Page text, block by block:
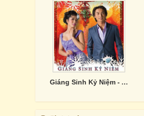
Giáng Sinh Kỷ Niệm - Asia CD 325